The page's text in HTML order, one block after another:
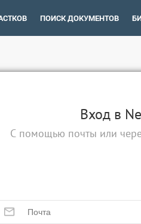
ПОИСК ДОКУМЕНТОВ
Вход в
С помощью почты или